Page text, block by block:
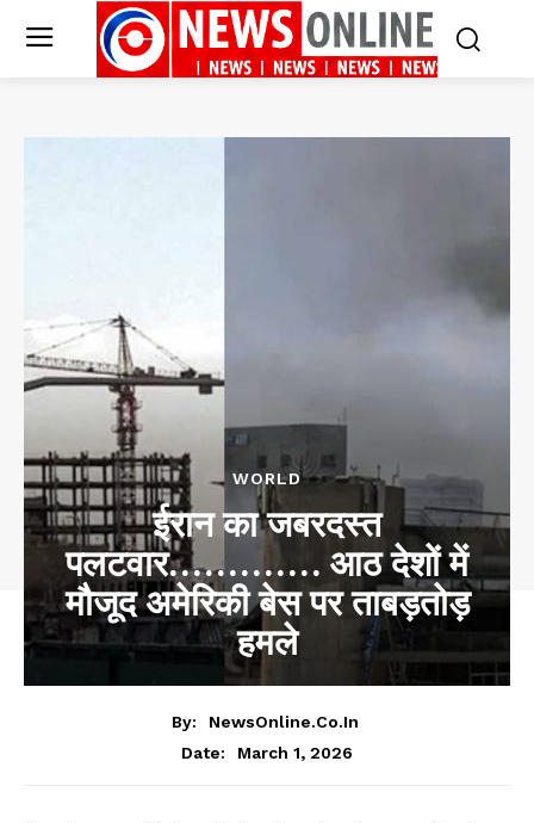
WORLD
ईरान का जबरदस्त
पलटवार…………. आठ देशों में
मौजूद अमेरिकी बेस पर ताबड़तोड़
हमले
By:
NewsOnline.co.in
Date:
March 1, 2026